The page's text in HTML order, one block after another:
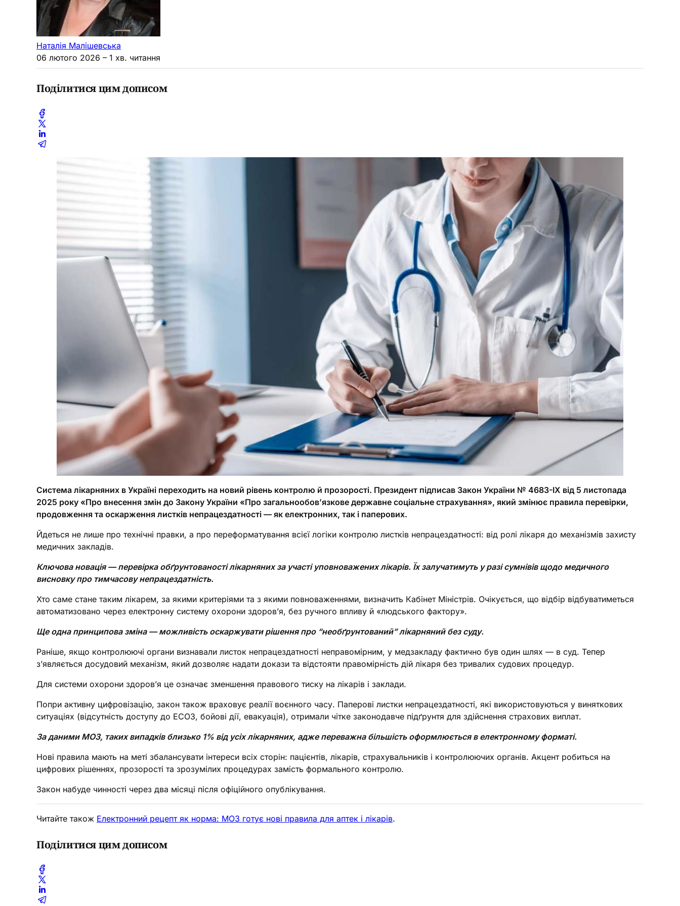
Наталія Малішевська
06 лютого 2026 – 1 хв. читання
Поділитися цим дописом
Система лікарняних в Україні переходить на новий рівень контролю й прозорості. Президент підписав Закон України № 4683-IX від 5 листопада
2025 року «Про внесення змін до Закону України «Про загальнообов’язкове державне соціальне страхування», який змінює правила перевірки,
продовження та оскарження листків непрацездатності — як електронних, так і паперових.
Йдеться не лише про технічні правки, а про переформатування всієї логіки контролю листків непрацездатності: від ролі лікаря до механізмів захисту
медичних закладів.
Ключова новація — перевірка обґрунтованості лікарняних за участі уповноважених лікарів. Їх залучатимуть у разі сумнівів щодо медичного
висновку про тимчасову непрацездатність.
Хто саме стане таким лікарем, за якими критеріями та з якими повноваженнями, визначить Кабінет Міністрів. Очікується, що відбір відбуватиметься
автоматизовано через електронну систему охорони здоров’я, без ручного впливу й «людського фактору».
Ще одна принципова зміна — можливість оскаржувати рішення про “необґрунтований” лікарняний без суду.
Раніше, якщо контролюючі органи визнавали листок непрацездатності неправомірним, у медзакладу фактично був один шлях — в суд. Тепер
з’являється досудовий механізм, який дозволяє надати докази та відстояти правомірність дій лікаря без тривалих судових процедур.
Для системи охорони здоров’я це означає зменшення правового тиску на лікарів і заклади.
Попри активну цифровізацію, закон також враховує реалії воєнного часу. Паперові листки непрацездатності, які використовуються у виняткових
ситуаціях (відсутність доступу до ЕСОЗ, бойові дії, евакуація), отримали чітке законодавче підґрунтя для здійснення страхових виплат.
За даними МОЗ, таких випадків близько 1% від усіх лікарняних, адже переважна більшість оформлюється в електронному форматі.
Нові правила мають на меті збалансувати інтереси всіх сторін: пацієнтів, лікарів, страхувальників і контролюючих органів. Акцент робиться на
цифрових рішеннях, прозорості та зрозумілих процедурах замість формального контролю.
Закон набуде чинності через два місяці після офіційного опублікування.
Читайте також Електронний рецепт як норма: МОЗ готує нові правила для аптек і лікарів.
Поділитися цим дописом